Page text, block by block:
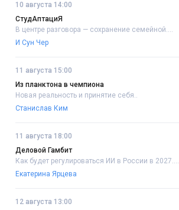
10 августа 14:00
СтудАптациЯ
В центре разговора — сохранение семейной....
И Сун Чер
11 августа 15:00
Из планктона в чемпиона
Новая реальность и принятие себя..
Станислав Ким
11 августа 18:00
Деловой Гамбит
Как будет регулироваться ИИ в России в 2027....
Екатерина Ярцева
12 августа 13:00